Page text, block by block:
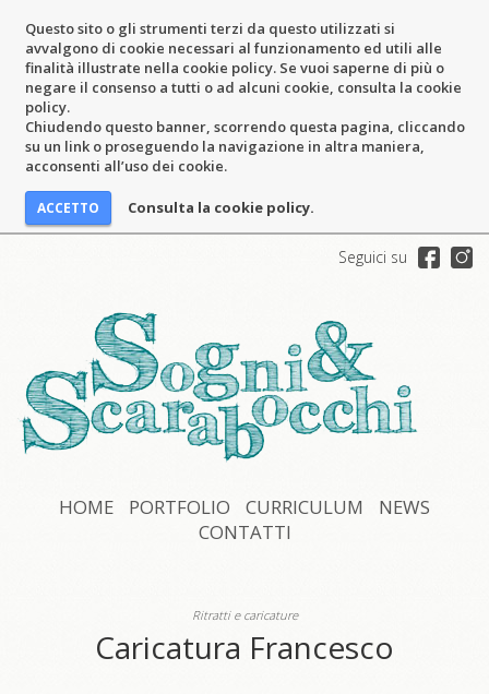
Questo sito o gli strumenti terzi da questo utilizzati si
avvalgono di cookie necessari al funzionamento ed utili alle
finalità illustrate nella cookie policy. Se vuoi saperne di più o
negare il consenso a tutti o ad alcuni cookie, consulta la cookie
policy.
Chiudendo questo banner, scorrendo questa pagina, cliccando
su un link o proseguendo la navigazione in altra maniera,
acconsenti all’uso dei cookie.
Consulta la cookie policy.
Seguici su
HOME PORTFOLIO CURRICULUM
NEWS
CONTATTI
Ritratti e caricature
Caricatura Francesco